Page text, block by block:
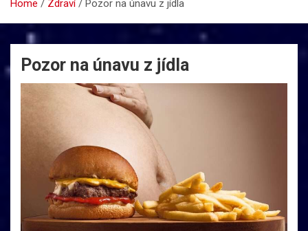
Home Zdraví Pozor na únavu z jídla
Pozor na únavu z jídla